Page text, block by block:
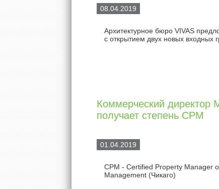
08.04.2019
Архитектурное бюро VIVAS
с открытием двух новых входных
Коммерческий директор
получает степень CPM
01.04.2019
CPM - Certified Property Manager
Management (Чикаго)